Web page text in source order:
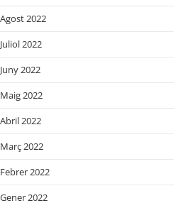
Agost 2022
Juliol 2022
Juny 2022
Maig 2022
Abril 2022
Març 2022
Febrer 2022
Gener 2022